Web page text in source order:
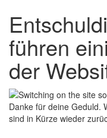
führen
der
Danke für deine Geduld.
sind in Kürze wieder